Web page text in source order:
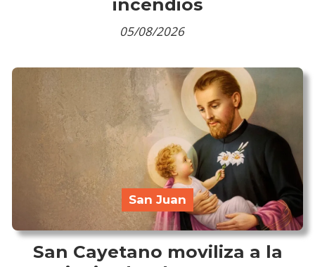
incendios
05/08/2026
San Cayetano moviliza a la
San Juan